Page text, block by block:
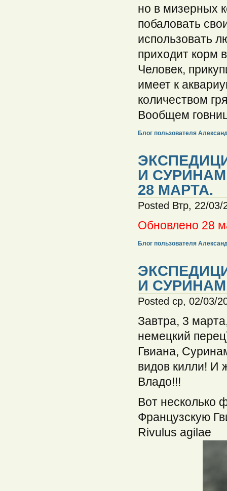
но в мизерных
побаловать
использовать
приходит корм
Человек,
имеет к
количеством
Вообщем
Блог пользователя
И
28 МАРТА.
Posted Втр, 22/
Обновлено 28
Блог пользователя
И
Posted ср, 02/03/
Завтра, 3
немецкий
Гвиана,
видов килли! И
Владо!!!
Вот несколько
Французскую
Rivulus agilae